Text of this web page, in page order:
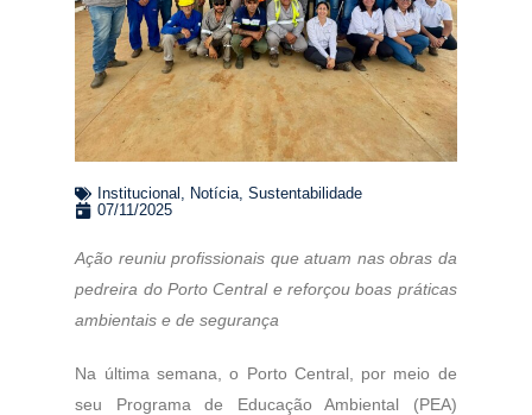
Institucional , Notícia,Sustentabilidade
07/11/2025
Ação reuniu profissionais que atuam nas obras da
pedreira do Porto Central e reforçou boas práticas
ambientais e de segurança
Na última semana, o Porto Central, por meio de
seu Programa de Educação Ambiental (PEA)